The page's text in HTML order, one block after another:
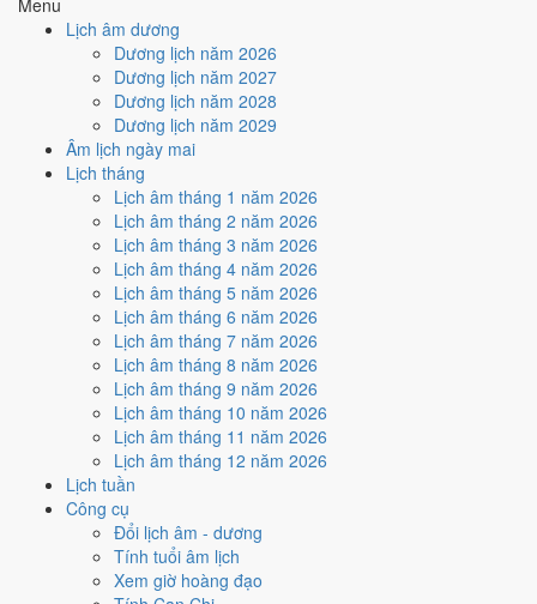
Lịch âm dương
Dương lịch năm 2026
Dương lịch năm 2027
Dương lịch năm 2028
Dương lịch năm 2029
Âm lịch ngày mai
Lịch tháng
Lịch âm tháng 1 năm 2026
Lịch âm tháng 2 năm 2026
Lịch âm tháng 3 năm 2026
Lịch âm tháng 4 năm 2026
Lịch âm tháng 5 năm 2026
Lịch âm tháng 6 năm 2026
Lịch âm tháng 7 năm 2026
Lịch âm tháng 8 năm 2026
Lịch âm tháng 9 năm 2026
Lịch âm tháng 10 năm 2026
Lịch âm tháng 11 năm 2026
Lịch âm tháng 12 năm 2026
Lịch tuần
Công cụ
Đổi lịch âm - dương
Tính tuổi âm lịch
Xem giờ hoàng đạo
Tuần nào trong tháng 12/2021
nhiều ngày tốt nhất?
Ngày tốt tháng 12/2021 dồn vềtuần 3 (13/12 - 19/12)
mức Tốt trở lên. Kém nhất làtuần 2 (6/12 - 12/12)
Lịch còn xê dịch được thì đặt việc lớn vào tuần 3, né tuần 2.
Muốn xem sát hơn từng ngày trong một tuần, mở
Bảng thống kê ngày tốt xấu theo tuần
Ngày dươngTốtXấuPhân bốĐánh giá
1/12 - 5/12 1 2
⚠️ Cần thận trọng
6/12 - 12/12 1 3
⚠️ Nhiều ngày xấu nhất
13/12 - 19/123 2
✅ Tốt nhất tháng
20/12 - 26/122 3
⚠️ Cần thận trọng
27/12 - 31/120 1 ⚠️ Cần thận trọng
Ngày nào đẹp nhất tháng
12/2021 để cưới hỏi, khai
trương?
Mỗi việc chấm theo bộ Trực và sao 28 Tú riêng nên ngày đẹp của
từng việc không trùng nhau. Tháng 12/2021 rộng cửa nhất cho